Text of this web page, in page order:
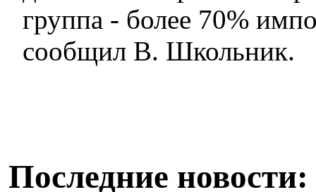
группа - более 70%
сообщил В. Школьник.
Последние новости: